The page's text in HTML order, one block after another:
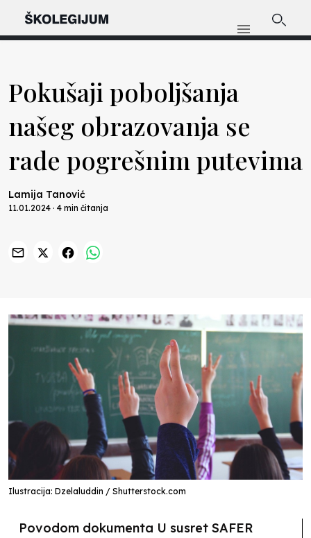
Pokušaji poboljšanja
našeg obrazovanja se
rade pogrešnim putevima
Lamija Tanović
11.01.2024 · 4 min čitanja
Ilustracija: Dzelaluddin / Shutterstock.com
Povodom dokumenta U susret SAFER